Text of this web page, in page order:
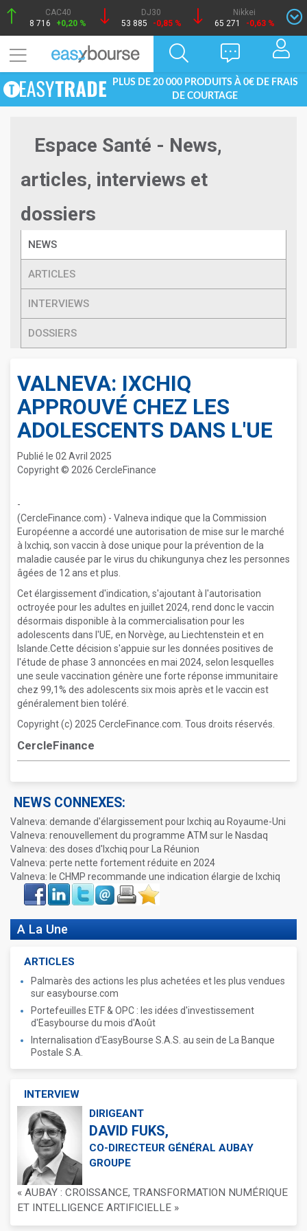
CAC40
8 716
+0,20 %
DJ30
53 885
-0,85 %
Nikkei
65 271
-0,63 %
PLUS DE 20 000 PRODUITS À 0€ DE FRAIS
DE COURTAGE
Espace Santé - News,
articles, interviews et
dossiers
NEWS
ARTICLES
INTERVIEWS
DOSSIERS
VALNEVA: IXCHIQ
APPROUVÉ CHEZ LES
ADOLESCENTS DANS L'UE
Publié le 02 Avril 2025
Copyright © 2026 CercleFinance
-
(CercleFinance.com) - Valneva indique que la Commission
Européenne a accordé une autorisation de mise sur le marché
à Ixchiq, son vaccin à dose unique pour la prévention de la
maladie causée par le virus du chikungunya chez les personnes
gées de 12 ans et plus.
Cet élargissement d'indication, s'ajoutant à l'autorisation
octroyée pour les adultes en juillet 2024, rend donc le vaccin
désormais disponible à la commercialisation pour les
adolescents dans l'UE, en Norvège, au Liechtenstein et en
Islande.Cette décision s'appuie sur les données positives de
l'étude de phase 3 annoncées en mai 2024, selon lesquelles
une seule vaccination génère une forte réponse immunitaire
chez 99,1% des adolescents six mois après et le vaccin est
généralement bien toléré.
Copyright (c) 2025 CercleFinance.com. Tous droits réservés.
CercleFinance
NEWS CONNEXES:
Valneva: demande d'élargissement pour Ixchiq au Royaume-Uni
Valneva: renouvellement du programme ATM sur le Nasdaq
Valneva: des doses d'Ixchiq pour La Réunion
Valneva: perte nette fortement réduite en 2024
Valneva: le CHMP recommande une indication élargie de Ixchiq
Face
book
LinkIn Twitter Envoyer ImprimerFavoris
A La Une
ARTICLES
Palmarès des actions les plus achetées et les plus vendues
sur easybourse.com
Portefeuilles ETF & OPC : les idées d'investissement
d'Easybourse du mois d'Août
Internalisation d'EasyBourse S.A.S. au sein de La Banque
Postale S.A.
INTERVIEW
DIRIGEANT
DAVID FUKS,
CO-DIRECTEUR GÉNÉRAL AUBAY
GROUPE
« AUBAY : CROISSANCE, TRANSFORMATION NUMÉRIQUE
ET INTELLIGENCE ARTIFICIELLE »